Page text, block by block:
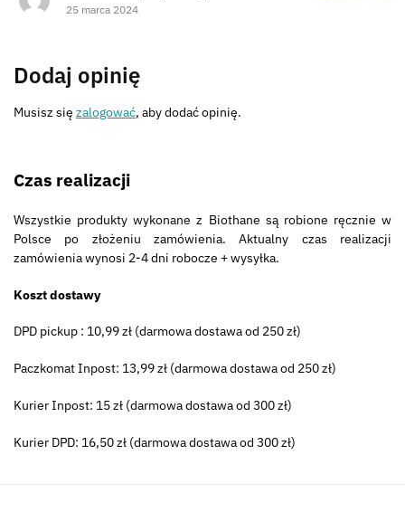
25 marca 2024
Dodaj opinię
Musisz się zalogować, aby dodać opinię.
Czas realizacji
Wszystkie produkty wykonane z Biothane są robione ręcznie w
Polsce po złożeniu zamówienia. Aktualny czas realizacji
zamówienia wynosi 2-4 dni robocze + wysyłka.
Koszt dostawy
DPD pickup : 10,99 zł (darmowa dostawa od 250 zł)
Paczkomat Inpost: 13,99 zł (darmowa dostawa od 250 zł)
Kurier Inpost: 15 zł (darmowa dostawa od 300 zł)
Kurier DPD: 16,50 zł (darmowa dostawa od 300 zł)